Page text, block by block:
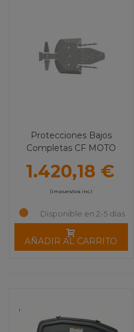
Protecciones Bajos
Completas CF MOTO
1.420,18 €
(impuestos inc.)
Disponible en 2-5 días
AÑADIR AL CARRITO